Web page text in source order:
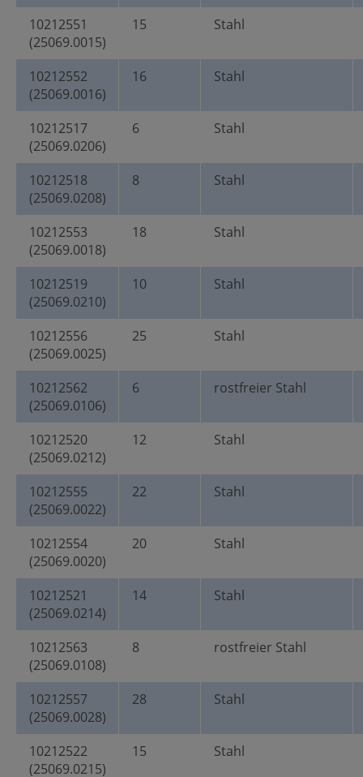
10212551
(25069.0015)
15 Stahl
10212552
(25069.0016)
16 Stahl
10212517
(25069.0206)
6 Stahl
10212518
(25069.0208)
8 Stahl
10212553
(25069.0018)
18 Stahl
10212519
(25069.0210)
10 Stahl
10212556
(25069.0025)
25 Stahl
10212562
(25069.0106)
6 rostfreier Stahl
10212520
(25069.0212)
12 Stahl
10212555
(25069.0022)
22 Stahl
10212554
(25069.0020)
20 Stahl
10212521
(25069.0214)
14 Stahl
10212563
(25069.0108)
8 rostfreier Stahl
10212557
(25069.0028)
28 Stahl
10212522
(25069.0215)
15 Stahl